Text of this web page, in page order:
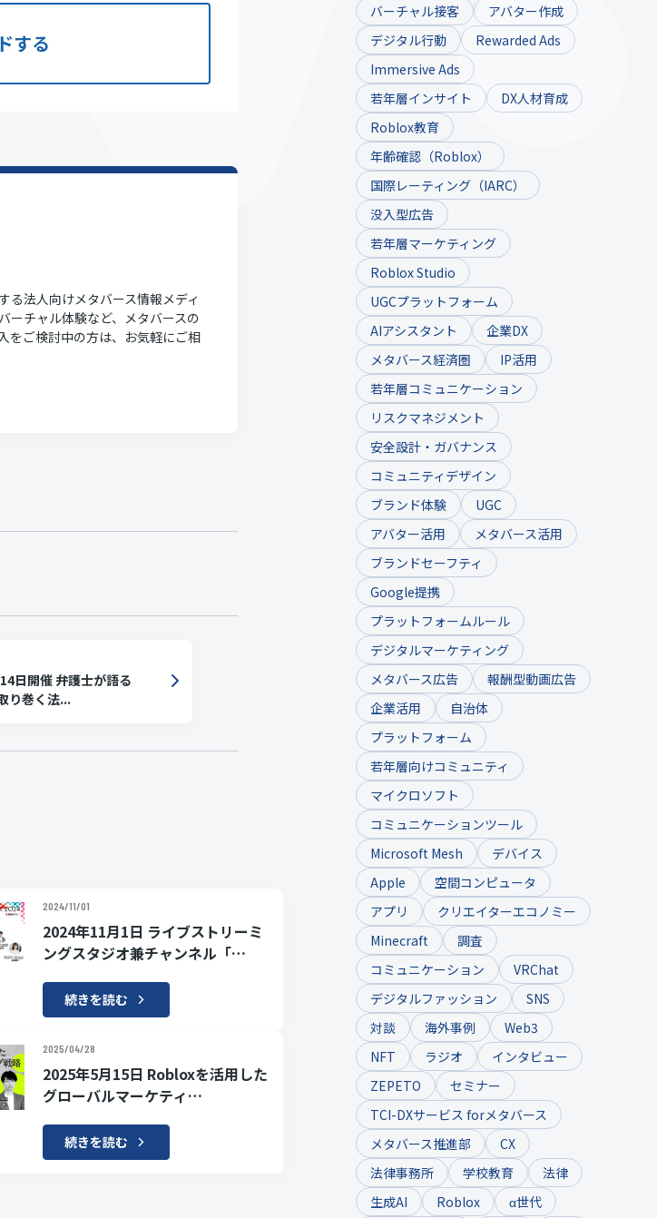
する
法人向けメタバース情報メディ
ーチャル体験など、メタバースの
をご検討中の方は、お気軽にご相
日開催 弁護士が語る
り巻く法...
2024/11/01
2024年11月1日 ライブストリーミ
ングスタジオ兼チャンネル「…
続きを読む
2025/04/28
2025年5月15日 Robloxを活用した
グローバルマーケティ…
続きを読む
バーチャル接客
アバター作成
デジタル行動
Rewarded Ads
Immersive Ads
若年層インサイト
DX人材育成
Roblox教育
年齢確認（Roblox）
国際レーティング（IARC）
没入型広告
若年層マーケティング
Roblox Studio
UGCプラットフォーム
AIアシスタント
企業DX
メタバース経済圏
IP活用
若年層コミュニケーション
リスクマネジメント
安全設計・ガバナンス
コミュニティデザイン
ブランド体験
UGC
アバター活用
メタバース活用
ブランドセーフティ
Google提携
プラットフォームルール
デジタルマーケティング
メタバース広告
報酬型動画広告
企業活用
自治体
プラットフォーム
若年層向けコミュニティ
マイクロソフト
コミュニケーションツール
Microsoft Mesh
デバイス
Apple
空間コンピュータ
アプリ
クリエイターエコノミー
Minecraft
調査
コミュニケーション
VRChat
デジタルファッション
SNS
対談
海外事例
Web3
NFT
ラジオ
インタビュー
ZEPETO
セミナー
TCI-DXサービス forメタバース
メタバース推進部
CX
法律事務所
学校教育
法律
生成AI
Roblox α世代